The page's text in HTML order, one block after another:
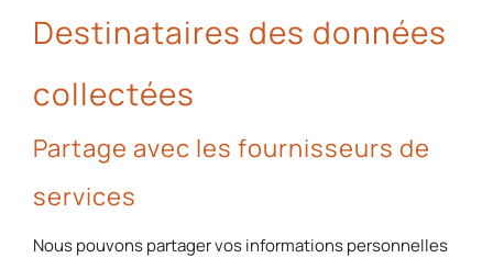
Destinataires des données
collectées
Partage avec les fournisseurs de
services
Nous pouvons partager vos informations personnelles